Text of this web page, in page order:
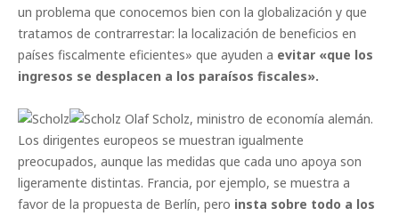
un problema que conocemos bien con la globalización y que
tratamos de contrarrestar: la localización de beneficios en
países fiscalmente eficientes» que ayuden a evitar «que los
ingresos se desplacen a los paraísos fiscales».
Olaf Scholz, ministro de economía alemán.
Los dirigentes europeos se muestran igualmente
preocupados, aunque las medidas que cada uno apoya son
ligeramente distintas. Francia, por ejemplo, se muestra a
favor de la propuesta de Berlín, pero insta sobre todo a los